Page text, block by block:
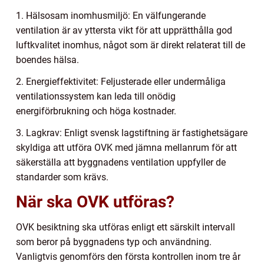
1. Hälsosam inomhusmiljö: En välfungerande
ventilation är av yttersta vikt för att upprätthålla god
luftkvalitet inomhus, något som är direkt relaterat till de
boendes hälsa.
2. Energieffektivitet: Feljusterade eller undermåliga
ventilationssystem kan leda till onödig
energiförbrukning och höga kostnader.
3. Lagkrav: Enligt svensk lagstiftning är fastighetsägare
skyldiga att utföra OVK med jämna mellanrum för att
säkerställa att byggnadens ventilation uppfyller de
standarder som krävs.
När ska OVK utföras?
OVK besiktning ska utföras enligt ett särskilt intervall
som beror på byggnadens typ och användning.
Vanligtvis genomförs den första kontrollen inom tre år